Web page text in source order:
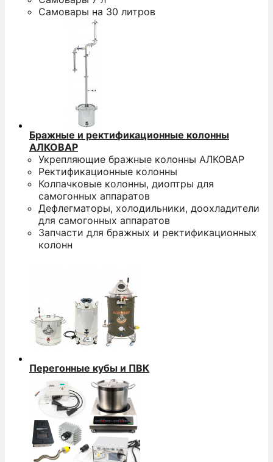
Самовары на 30 литров
Бражные и ректификационные колонны
АЛКОВАР
Укрепляющие бражные колонны АЛКОВАР
Ректификационные колонны
Колпачковые колонны, диоптры для
самогонных аппаратов
Дефлегматоры, холодильники, доохладители
для самогонных аппаратов
Запчасти для бражных и ректификационных
колонн
Перегонные кубы и ПВК